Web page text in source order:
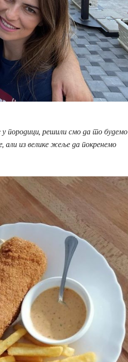
породици, решили смо да то будемо
али из велике жеље да покренемо